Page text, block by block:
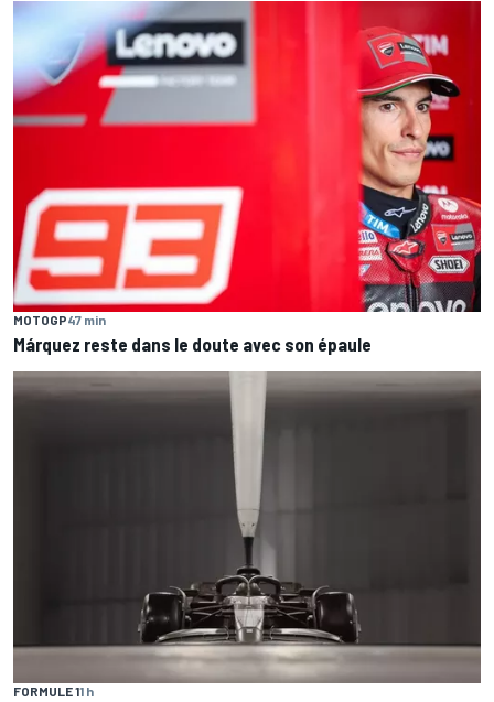
MOTOGP47 min
Márquez reste dans le doute avec son épaule
FORMULE 11 h